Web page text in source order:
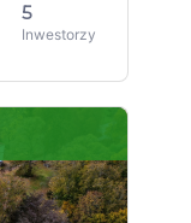
5
Inwestorzy